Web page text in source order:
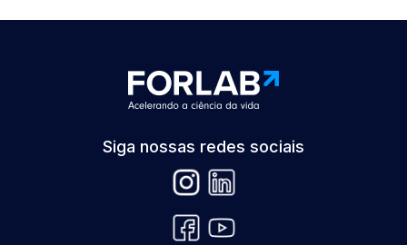
Siga nossas redes sociais